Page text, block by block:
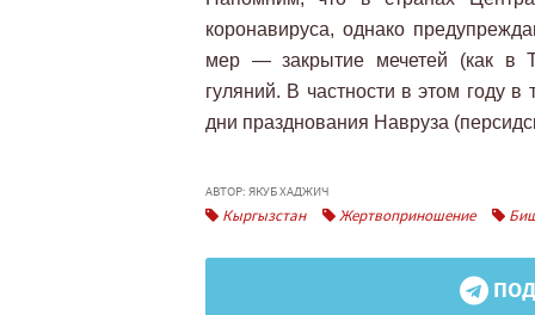
коронавируса, однако
мер — закрытие мечетей (как в
гуляний. В частности в этом году
дни празднования Навруза
АВТОР: ЯКУБ ХАДЖИЧ
Кыргызстан Жертвоприношение